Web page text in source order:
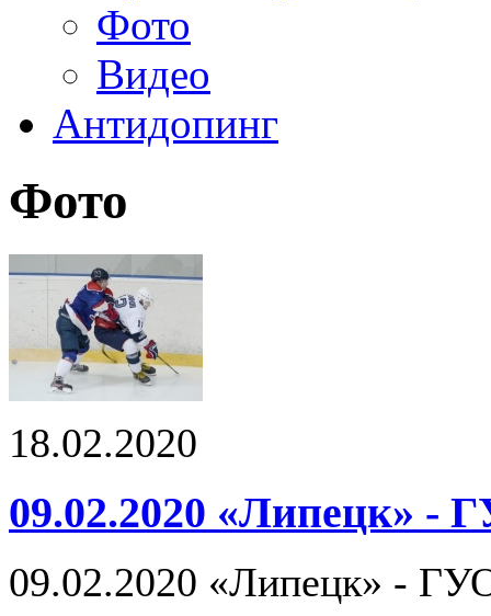
Фото
Видео
Антидопинг
Фото
18.02.2020
09.02.2020 «Липецк» -
09.02.2020 «Липецк» -